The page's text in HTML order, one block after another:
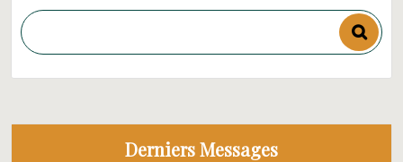
Derniers Messages